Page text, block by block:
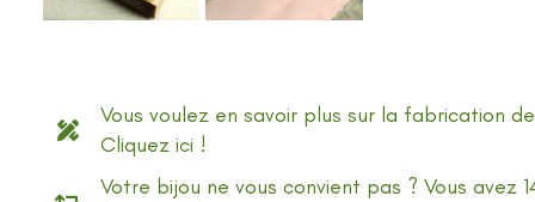
Vous voulez en savoir plus sur la fabrication
Cliquez ici !
Votre bijou ne vous convient pas ? Vous avez